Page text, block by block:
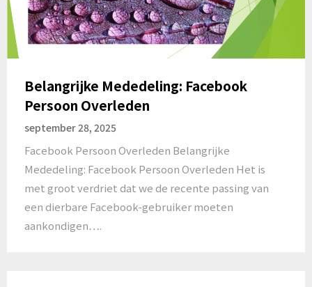
Belangrijke Mededeling: Facebook
Persoon Overleden
september 28, 2025
Facebook Persoon Overleden Belangrijke
Mededeling: Facebook Persoon Overleden Het is
met groot verdriet dat we de recente passing van
een dierbare Facebook-gebruiker moeten
aankondigen….